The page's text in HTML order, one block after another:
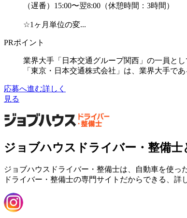
（遅番）15:00〜翌8:00（休憩時間：3時間）
☆1ヶ月単位の変...
PRポイント
業界大手「日本交通グループ関西」の一員と
「東京・日本交通株式会社」は、業界大手で
応募へ進む詳しく
見る
ジョブハウスドライバー・整備士
ジョブハウスドライバー・整備士は、自動車を使っ
ドライバー・整備士の専門サイトだからできる、詳